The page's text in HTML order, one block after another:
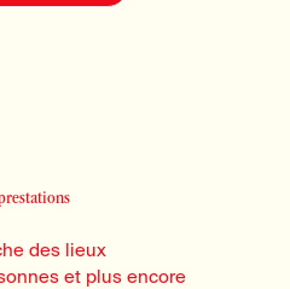
des lieux
et plus encore